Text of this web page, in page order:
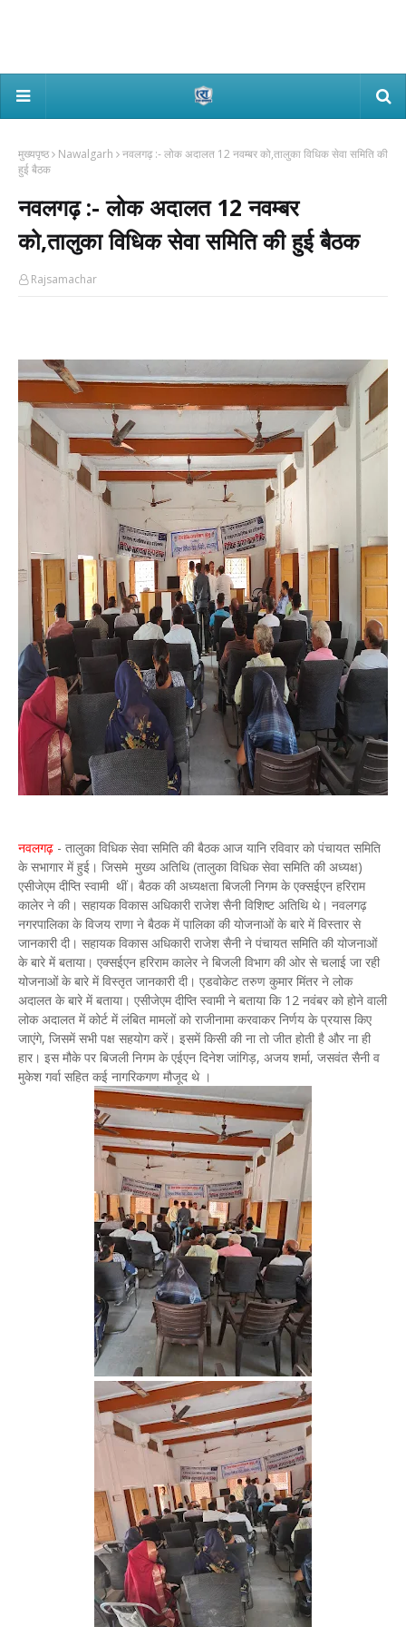
मुख्यपृष्ठ Nawalgarh
नवलगढ़ :- लोक अदालत 12 नवम्बर को,तालुका विधिक सेवा समिति की
हुई बैठक
नवलगढ़ :- लोक अदालत 12 नवम्बर
को,तालुका विधिक सेवा समिति की हुई बैठक
Rajsamachar
नवलगढ़ - तालुका विधिक सेवा समिति की बैठक आज यानि रविवार को पंचायत समिति
के सभागार में हुई। जिसमे मुख्य अतिथि (तालुका विधिक सेवा समिति की अध्यक्ष)
एसीजेएम दीप्ति स्वामी थीं। बैठक की अध्यक्षता बिजली निगम के एक्सईएन हरिराम
कालेर ने की। सहायक विकास अधिकारी राजेश सैनी विशिष्ट अतिथि थे। नवलगढ़
नगरपालिका के विजय राणा ने बैठक में पालिका की योजनाओं के बारे में विस्तार से
जानकारी दी। सहायक विकास अधिकारी राजेश सैनी ने पंचायत समिति की योजनाओं
के बारे में बताया। एक्सईएन हरिराम कालेर ने बिजली विभाग की ओर से चलाई जा रही
योजनाओं के बारे में विस्तृत जानकारी दी। एडवोकेट तरुण कुमार मिंतर ने लोक
अदालत के बारे में बताया। एसीजेएम दीप्ति स्वामी ने बताया कि 12 नवंबर को होने वाली
लोक अदालत में कोर्ट में लंबित मामलों को राजीनामा करवाकर निर्णय के प्रयास किए
जाएंगे, जिसमें सभी पक्ष सहयोग करें। इसमें किसी की ना तो जीत होती है और ना ही
हार। इस मौके पर बिजली निगम के एईएन दिनेश जांगिड़, अजय शर्मा, जसवंत सैनी व
मुकेश गर्वा सहित कई नागरिकगण मौजूद थे ।